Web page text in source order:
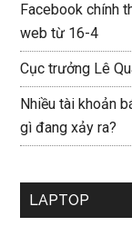
Facebook chính
web từ 16-4
Cục trưởng Lê
Nhiều tài khoản
gì đang xảy ra?
LAPTOP